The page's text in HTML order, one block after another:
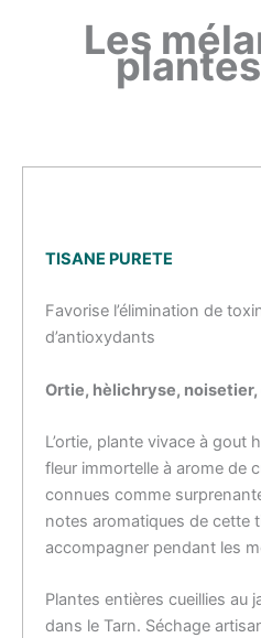
Les
TISANE PURETE
Favorise l’élimination de
d’antioxydants
Ortie, hèlichryse,
L’ortie, plante vivace à gout
fleur immortelle à arome de
connues comme
notes aromatiques de cette
accompagner pendant les
Plantes entières cueillies au
dans le Tarn. Séchage